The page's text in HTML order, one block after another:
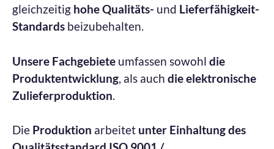
gleichzeitig hohe Qualitäts- und Lieferfähigkeit-
Standards beizubehalten.
Unsere Fachgebiete umfassen sowohl die
Produktentwicklung , als auch die elektronische
Zulieferproduktion
Die Produktion arbeitet unter Einhaltung des